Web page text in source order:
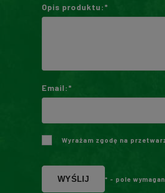
Opis produktu:*
Email:*
Wyrażam zgodę na
WYŚLIJ * - pole